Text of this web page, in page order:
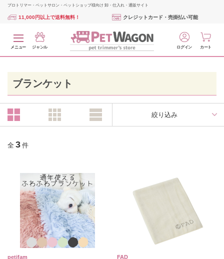
プロトリマー・ペットサロン・ペットショップ様向け 卸・仕入れ・通販サイト
11,000円以上で送料無料！ クレジットカード・売掛払い可能
メニュー ジャンル ログイン カート
ブランケット
絞り込み
全 3 件
petifam FAD